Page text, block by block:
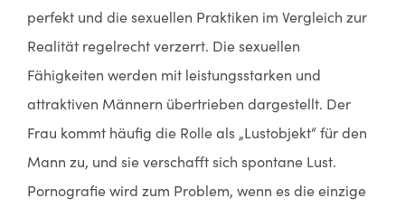
perfekt und die sexuellen Praktiken im Vergleich zur
Realität regelrecht verzerrt. Die sexuellen
Fähigkeiten werden mit leistungsstarken und
attraktiven Männern übertrieben dargestellt. Der
Frau kommt häufig die Rolle als „Lustobjekt“ für den
Mann zu, und sie verschafft sich spontane Lust.
Pornografie wird zum Problem, wenn es die einzige